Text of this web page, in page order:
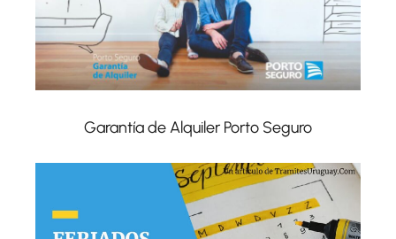
Garantía de Alquiler Porto Seguro